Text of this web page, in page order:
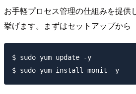
お手軽プロセス管理の仕組みを提供
挙げます。まずはセットアップから
$ sudo yum update -y